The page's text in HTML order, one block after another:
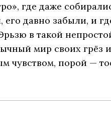
где даже
давно забыли, и
в такой
мир своих грёз
чувством, порой —